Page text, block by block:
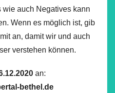
wie auch Negatives kann
Wenn es möglich ist, gib
an, damit wir und auch
verstehen können.
an:
bethel.de